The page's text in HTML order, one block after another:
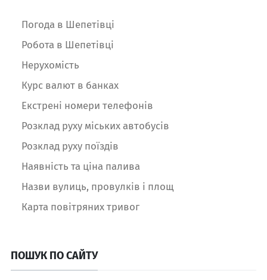
Погода в Шепетівці
Робота в Шепетівці
Нерухомість
Курс валют в банках
Екстрені номери телефонів
Розклад руху міських автобусів
Розклад руху поїздів
Наявність та ціна палива
Назви вулиць, провулків і площ
Карта повітряних тривог
ПОШУК ПО САЙТУ